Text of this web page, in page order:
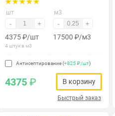
шт
- +
4375₽/шт
4 штук в м3
м3
- +
17500 ₽/м3
Антисептирование (+825 ₽/шт)
4375₽ В корзину
Быстрый заказ